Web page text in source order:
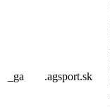
_ga .agsport.sk